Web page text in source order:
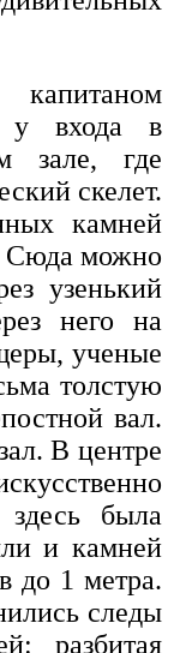
у входа в
зале, где
скелет.
камней
Сюда можно
узенький
него на
ученые
толстую
вал.
В центре
была
и камней
до 1 метра.
следы
разбитая